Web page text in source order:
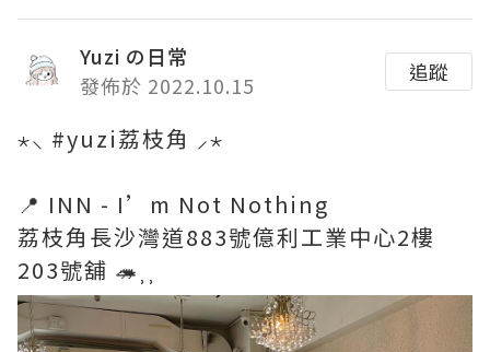
Yuzi の日常
發佈於 2022.10.15
追蹤
⋆⸜ #yuzi荔枝角 ⸝⋆
📍 INN - I’m Not Nothing
荔枝角長沙灣道883號億利工業中心2樓
203號舖 🦔⸒⸒